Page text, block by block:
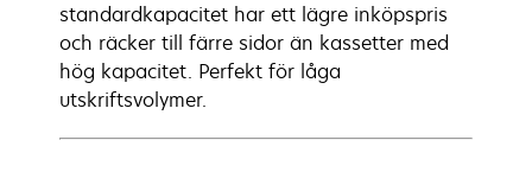
standardkapacitet har ett lägre inköpspris
och räcker till färre sidor än kassetter med
hög kapacitet. Perfekt för låga
utskriftsvolymer.